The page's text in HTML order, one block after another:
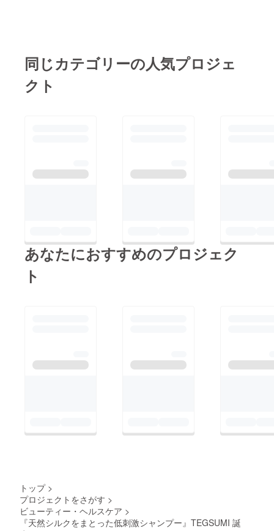
同じカテゴリーの人気プロジェ
クト
あなたにおすすめのプロジェク
ト
トップ >
プロジェクトをさがす >
ビューティー・ヘルスケア >
『天然シルクをまとった低刺激シャンプー』TEGSUMI 誕